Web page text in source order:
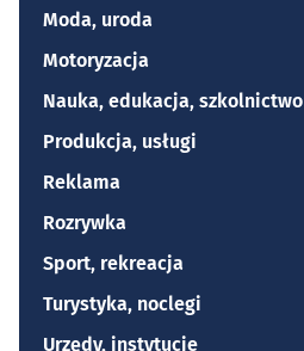
Moda, uroda
Motoryzacja
Nauka, edukacja, szkolnictwo
Produkcja, usługi
Reklama
Rozrywka
Sport, rekreacja
Turystyka, noclegi
Urzędy, instytucje